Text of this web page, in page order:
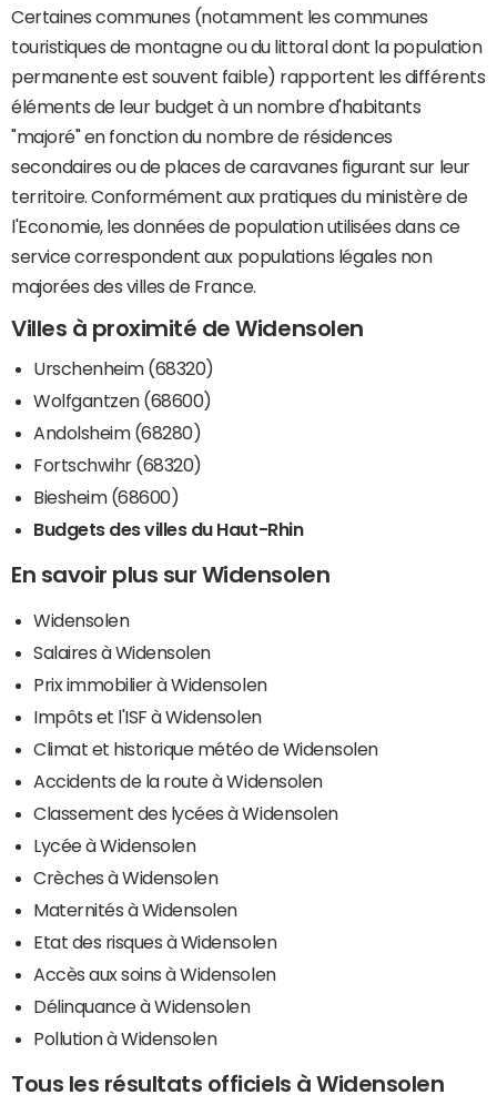
Certaines communes (notamment les communes
touristiques de montagne ou du littoral dont la population
permanente est souvent faible) rapportent les différents
éléments de leur budget à un nombre d'habitants
"majoré" en fonction du nombre de résidences
secondaires ou de places de caravanes figurant sur leur
territoire. Conformément aux pratiques du ministère de
l'Economie, les données de population utilisées dans ce
service correspondent aux populations légales non
majorées des villes de France.
Villes à proximité de Widensolen
Urschenheim (68320)
Wolfgantzen (68600)
Andolsheim (68280)
Fortschwihr (68320)
Biesheim (68600)
Budgets des villes du Haut-Rhin
En savoir plus sur Widensolen
Widensolen
Salaires à Widensolen
Prix immobilier à Widensolen
Impôts et l'ISF à Widensolen
Climat et historique météo de Widensolen
Accidents de la route à Widensolen
Classement des lycées à Widensolen
Lycée à Widensolen
Crèches à Widensolen
Maternités à Widensolen
Etat des risques à Widensolen
Accès aux soins à Widensolen
Délinquance à Widensolen
Pollution à Widensolen
Tous les résultats officiels à Widensolen